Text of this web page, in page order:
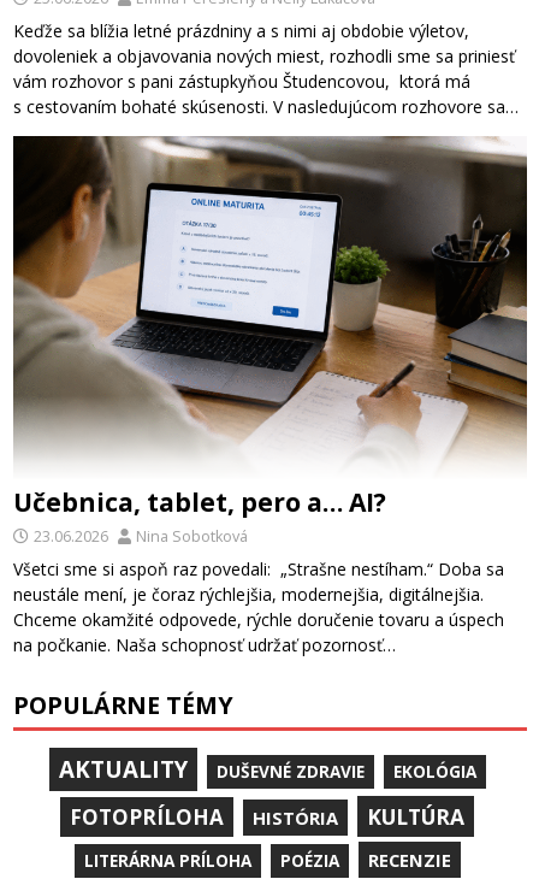
Keďže sa blížia letné prázdniny a s nimi aj obdobie výletov,
dovoleniek a objavovania nových miest, rozhodli sme sa priniesť
vám rozhovor s pani zástupkyňou Študencovou, ktorá má
s cestovaním bohaté skúsenosti. V nasledujúcom rozhovore sa…
Učebnica, tablet, pero a… AI?
23.06.2026 Nina Sobotková
Všetci sme si aspoň raz povedali: „Strašne nestíham.“ Doba sa
neustále mení, je čoraz rýchlejšia, modernejšia, digitálnejšia.
Chceme okamžité odpovede, rýchle doručenie tovaru a úspech
na počkanie. Naša schopnosť udržať pozornosť…
POPULÁRNE TÉMY
AKTUALITY DUŠEVNÉ ZDRAVIE EKOLÓGIA
FOTOPRÍLOHA HISTÓRIA KULTÚRA
LITERÁRNA PRÍLOHA POÉZIA RECENZIE